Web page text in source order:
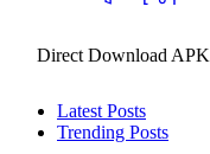
Direct Download APK
Latest Posts
Trending Posts